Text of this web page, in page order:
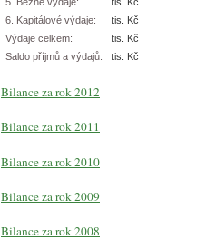
6. Kapitálové výdaje:
tis. Kč
Výdaje celkem:
tis. Kč
Saldo příjmů a výdajů:
tis. Kč
Bilance za rok 2012
Bilance za rok 2011
Bilance za rok 2010
Bilance za rok 2009
Bilance za rok 2008